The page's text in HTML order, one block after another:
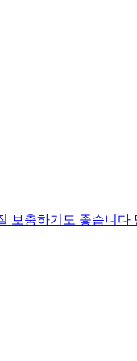
보충하기도 좋습니다